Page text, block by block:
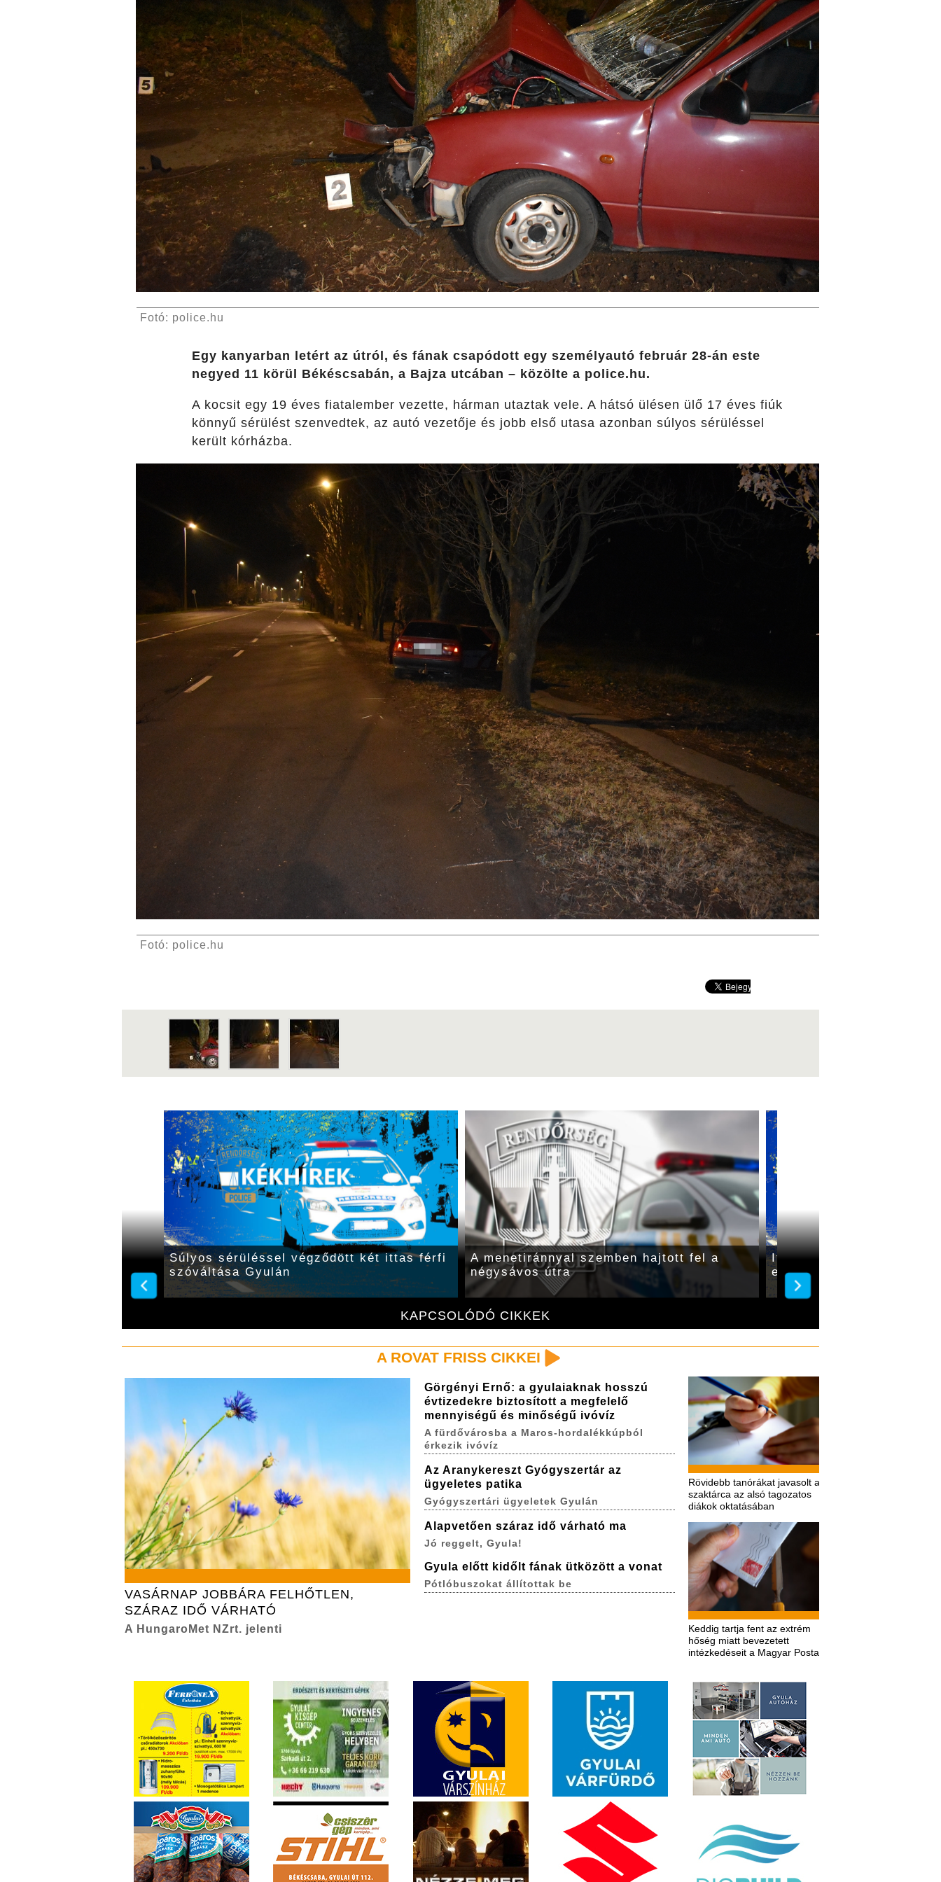
Fotó: police.hu
Egy kanyarban letért az útról, és fának csapódott egy személyautó február 28-án este
negyed 11 körül Békéscsabán, a Bajza utcában – közölte a police.hu.
A kocsit egy 19 éves fiatalember vezette, hárman utaztak vele. A hátsó ülésen ülő 17 éves fiúk
könnyű sérülést szenvedtek, az autó vezetője és jobb első utasa azonban súlyos sérüléssel
került kórházba.
Fotó: police.hu
KAPCSOLÓDÓ CIKKEK
12 súlyos és
Súlyos sérüléssel végződött két ittas férfi
szóváltása Gyulán
A menetiránnyal szemben hajtott fel a
négysávos útra
Ittasan közlekedő
eljárás Gyulán
A ROVAT FRISS CIKKEI
VASÁRNAP JOBBÁRA FELHŐTLEN,
SZÁRAZ IDŐ VÁRHATÓ
A HungaroMet NZrt. jelenti
Rövidebb tanórákat javasolt a
szaktárca az alsó tagozatos
diákok oktatásában
Keddig tartja fent az extrém
hőség miatt bevezetett
intézkedéseit a Magyar Posta
Görgényi Ernő: a gyulaiaknak hosszú
évtizedekre biztosított a megfelelő
mennyiségű és minőségű ivóvíz
A fürdővárosba a Maros-hordalékkúpból
érkezik ivóvíz
Az Aranykereszt Gyógyszertár az
ügyeletes patika
Gyógyszertári ügyeletek Gyulán
Alapvetően száraz idő várható ma
Jó reggelt, Gyula!
Gyula előtt kidőlt fának ütközött a vonat
Pótlóbuszokat állítottak be